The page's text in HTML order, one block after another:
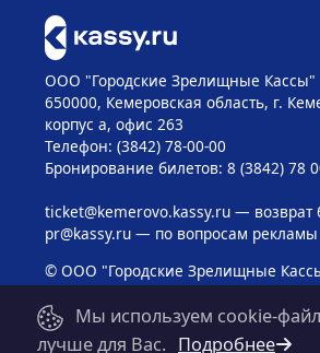
ООО "Городские Зрелищные Кассы"
650000, Кемеровская область, г.
корпус а, офис 263
Телефон: (3842) 78-00-00
Бронирование билетов: 8 (3842) 78
ticket@kemerovo.kassy.ru— возврат
pr@kassy.ru— по вопросам рекламы
© ООО "Городские Зрелищные
Мы используем cookie-
лучше для Вас. Подробнее